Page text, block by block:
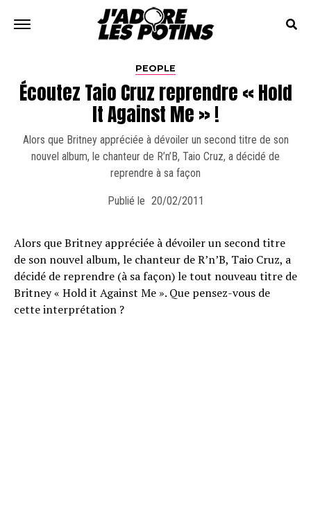
PEOPLE
Écoutez Taio Cruz reprendre « Hold
It Against Me » !
Alors que Britney appréciée à dévoiler un second titre de son
nouvel album, le chanteur de R’n’B, Taio Cruz, a décidé de
reprendre à sa façon
Publié le 20/02/2011
Alors que Britney appréciée à dévoiler un second titre
de son nouvel album, le chanteur de R’n’B, Taio Cruz, a
décidé de reprendre (à sa façon) le tout nouveau titre de
Britney « Hold it Against Me ». Que pensez-vous de
cette interprétation ?